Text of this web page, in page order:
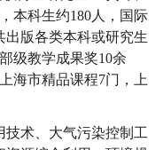
本科生约180人，国际
出版各类本科或研究生
级教学成果奖10余
海市精品课程7门，上
术、大气污染控制工